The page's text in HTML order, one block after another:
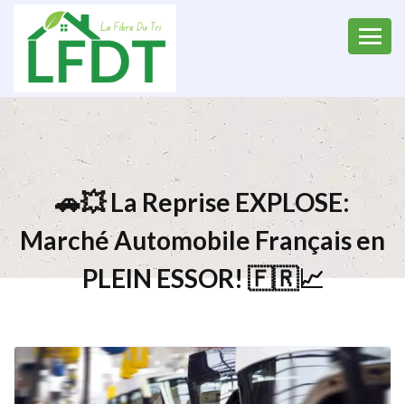
🚗💥 La Reprise EXPLOSE:
Marché Automobile Français en
PLEIN ESSOR! 🇫🇷📈